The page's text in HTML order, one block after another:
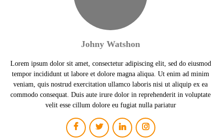
Johny Watshon
Lorem ipsum dolor sit amet, consectetur adipiscing elit, sed do eiusmod
tempor incididunt ut labore et dolore magna aliqua. Ut enim ad minim
veniam, quis nostrud exercitation ullamco laboris nisi ut aliquip ex ea
commodo consequat. Duis aute irure dolor in reprehenderit in voluptate
velit esse cillum dolore eu fugiat nulla pariatur